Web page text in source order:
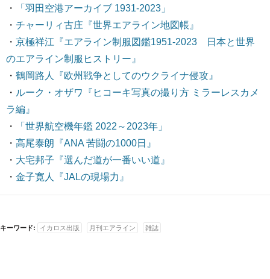
・
「羽田空港アーカイブ 1931-2023」
・ チャーリィ古庄『世界エアライン地図帳』
・ 京極祥江『エアライン制服図鑑1951-2023 日本と世界
のエアライン制服ヒストリー』
・ 鶴岡路人『欧州戦争としてのウクライナ侵攻』
・ ルーク・オザワ『ヒコーキ写真の撮り方 ミラーレスカメ
ラ編』
・
「世界航空機年鑑 2022～2023年」
・ 高尾泰朗『ANA 苦闘の1000日』
・ 大宅邦子『選んだ道が一番いい道』
・ 金子寛人『JALの現場力』
キーワード: イカロス出版 月刊エアライン 雑誌